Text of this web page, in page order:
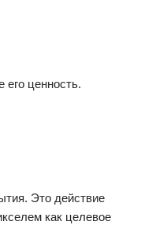
его ценность.
Это действие
как целевое